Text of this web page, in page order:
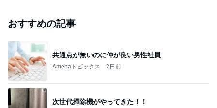
おすすめの記事
共通点が無いのに仲が良い男性社員
Amebaトピックス 2日前
次世代掃除機がやってきた！！